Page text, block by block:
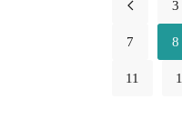
3
7 8
11